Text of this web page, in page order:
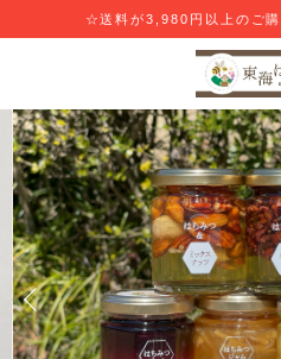
☆送料が3,980円以上のご